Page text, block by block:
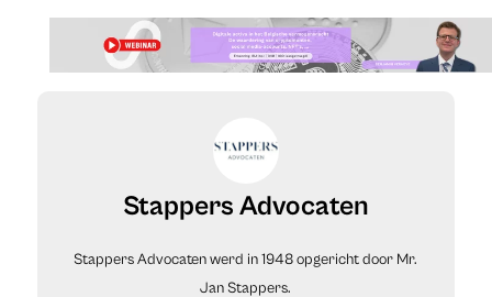
Stappers Advocaten
Stappers Advocaten werd in 1948 opgericht door Mr.
Jan Stappers.